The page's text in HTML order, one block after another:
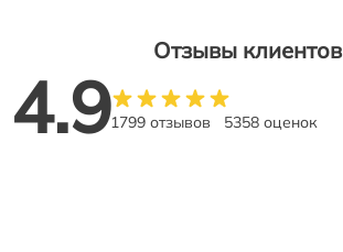
Отзывы клиентов
4.91799 отзывов 5358 оценок